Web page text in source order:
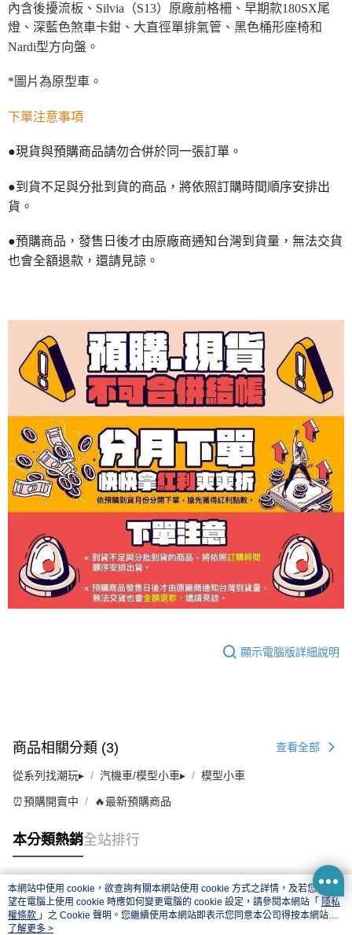
內含後擾流板、Silvia（S13）原廠前格柵、早期款180SX尾
燈、深藍色煞車卡鉗、大直徑單排氣管、黑色桶形座椅和
Nardi型方向盤。
*圖片為原型車。
下單注意事項
●現貨與預購商品請勿合併於同一張訂單。
●到貨不足與分批到貨的商品，將依照訂購時間順序安排出
貨。
●預購商品，發售日後才由原廠商通知台灣到貨量，無法交貨
也會全額退款，還請見諒。
顯示電腦版詳細說明
商品相關分類 (3) 查看全部
從系列找潮玩▸ 汽機車/模型小車▸ 模型小車
⏰預購開賣中 🔥最新預購商品
本分類熱銷全站排行
熱門標籤
本網站中使用 cookie，欲查詢有關本網站使用 cookie 方式之詳情，及若您不希
望在電腦上使用 cookie 時應如何變更電腦的 cookie 設定，請參閱本網站「 隱私
權條款 」之 Cookie 聲明。您繼續使用本網站即表示您同意本公司得按本網站使
用條款之 Cookie 聲明使用 cookie。
了解更多 >